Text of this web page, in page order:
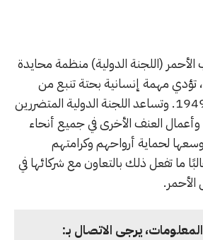
الأحمر (اللجنة الدولية) منظمة محايدة
تؤدي مهمة إنسانية بحتة تنبع من
اتفاقيات جنيف لعام 1949. وتساعد اللجنة الدولية المتضررين
العنف الأخرى في جميع أنحاء
وسعها لحماية أرواحهم وكرامتهم
ما تفعل ذلك بالتعاون مع شركائها في
الأحمر.
يرجى الاتصال بـ: